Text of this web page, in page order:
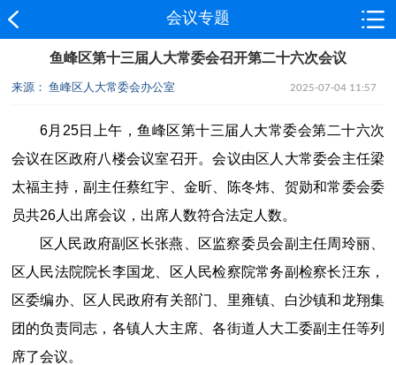
会议专题
鱼峰区第十三届人大常委会召开第二十六次会议
来源： 鱼峰区人大常委会办公室 2025-07-04 11:57
6月25日上午，鱼峰区第十三届人大常委会第二十六次
会议在区政府八楼会议室召开。会议由区人大常委会主任梁
太福主持，副主任蔡红宇、金昕、陈冬炜、贺勋和常委会委
员共26人出席会议，出席人数符合法定人数。
区人民政府副区长张燕、区监察委员会副主任周玲丽、
区人民法院院长李国龙、区人民检察院常务副检察长汪东，
区委编办、区人民政府有关部门、里雍镇、白沙镇和龙翔集
团的负责同志，各镇人大主席、各街道人大工委副主任等列
席了会议。